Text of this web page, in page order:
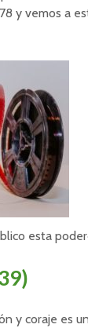
y vemos a
esta
y coraje es